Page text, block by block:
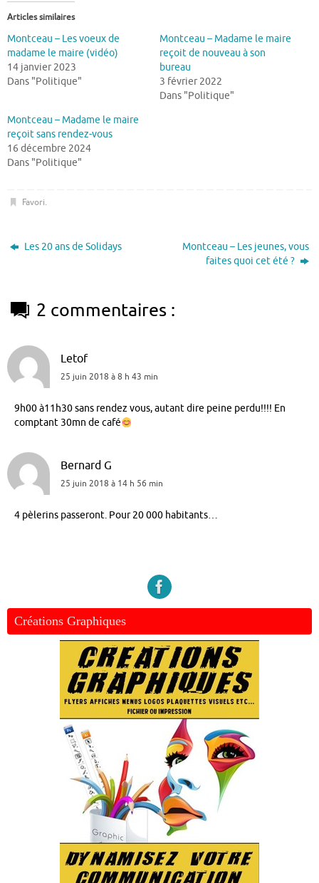
Articles similaires
Montceau – Les voeux de
madame le maire (vidéo)
14 janvier 2023
Dans "Politique"
Montceau – Madame le maire
reçoit de nouveau à son
bureau
3 février 2022
Dans "Politique"
Montceau – Madame le maire
reçoit sans rendez-vous
16 décembre 2024
Dans "Politique"
Favori.
Les 20 ans de Solidays
Montceau – Les jeunes, vous
faites quoi cet été ?
2 commentaires :
Letof
25 juin 2018 à 8 h 43 min
9h00 à11h30 sans rendez vous, autant dire peine perdu!!!! En
comptant 30mn de café
Bernard G
25 juin 2018 à 14 h 56 min
4 pèlerins passeront. Pour 20 000 habitants…
Créations Graphiques